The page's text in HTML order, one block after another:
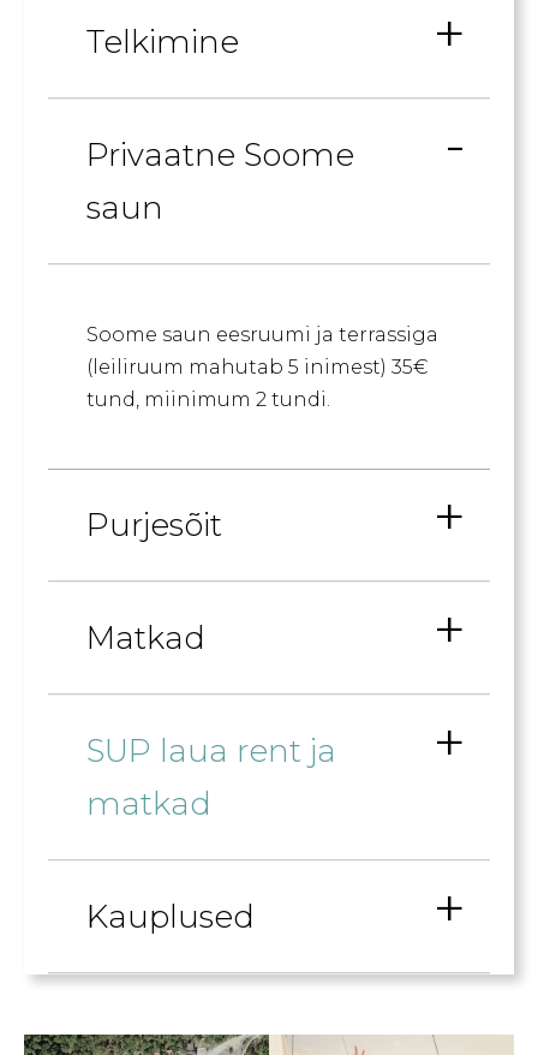
Telkimine
Privaatne Soome
saun
Soome saun eesruumi ja terrassiga
(leiliruum mahutab 5 inimest) 35€
tund, miinimum 2 tundi.
Purjesõit
Matkad
SUP laua rent ja
matkad
Kauplused